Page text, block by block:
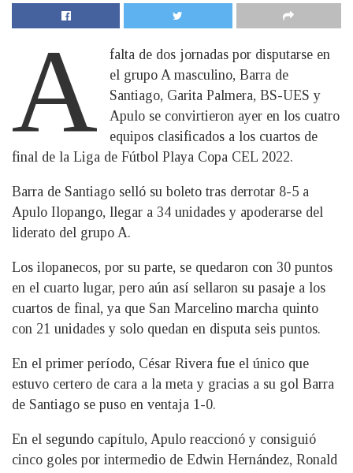
A
falta de dos jornadas por disputarse en
el grupo A masculino, Barra de
Santiago, Garita Palmera, BS-UES y
Apulo se convirtieron ayer en los cuatro
equipos clasificados a los cuartos de
final de la Liga de Fútbol Playa Copa CEL 2022.
Barra de Santiago selló su boleto tras derrotar 8-5 a
Apulo Ilopango, llegar a 34 unidades y apoderarse del
liderato del grupo A.
Los ilopanecos, por su parte, se quedaron con 30 puntos
en el cuarto lugar, pero aún así sellaron su pasaje a los
cuartos de final, ya que San Marcelino marcha quinto
con 21 unidades y solo quedan en disputa seis puntos.
En el primer período, César Rivera fue el único que
estuvo certero de cara a la meta y gracias a su gol Barra
de Santiago se puso en ventaja 1-0.
En el segundo capítulo, Apulo reaccionó y consiguió
cinco goles por intermedio de Edwin Hernández, Ronald